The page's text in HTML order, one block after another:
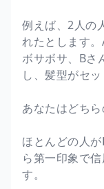
例えば、2人の
れたとします
ボサボサ、Bさ
し、髪型がセッ
あなたはどち
ほとんどの人
ら第一印象で
す。